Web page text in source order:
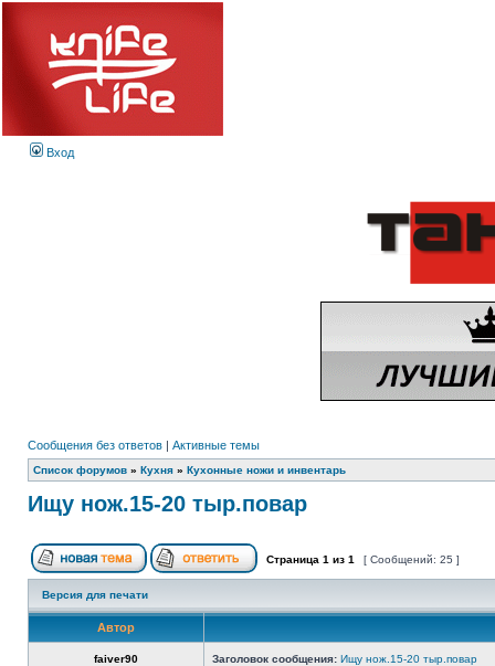
Вход
Сообщения без ответов | Активные темы
Список форумов » Кухня » Кухонные ножи и инвентарь
Ищу нож.15-20 тыр.повар
Страница 1 из 1 [ Сообщений: 25 ]
Версия для печати
Автор
faiver90 Заголовок сообщения: Ищу нож.15-20 тыр.повар